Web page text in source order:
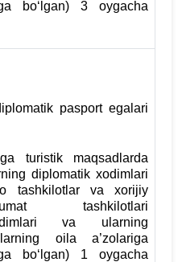
bo‘lgan) 3 oygacha
pasport egalari
turistik maqsadlarda
diplomatik xodimlari
tashkilotlar va xorijiy
tashkilotlari
va ularning
oila a’zolariga
bo‘lgan) 1 oygacha